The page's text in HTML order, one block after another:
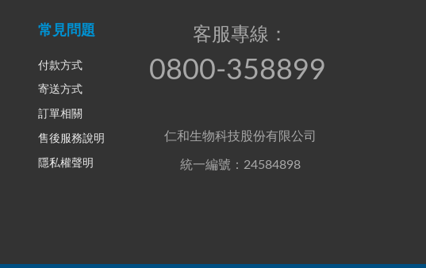
客服專線：
0800-358899
仁和生物科技股份有限公司
統一編號：24584898
常見問題
付款方式
寄送方式
訂單相關
售後服務說明
隱私權聲明